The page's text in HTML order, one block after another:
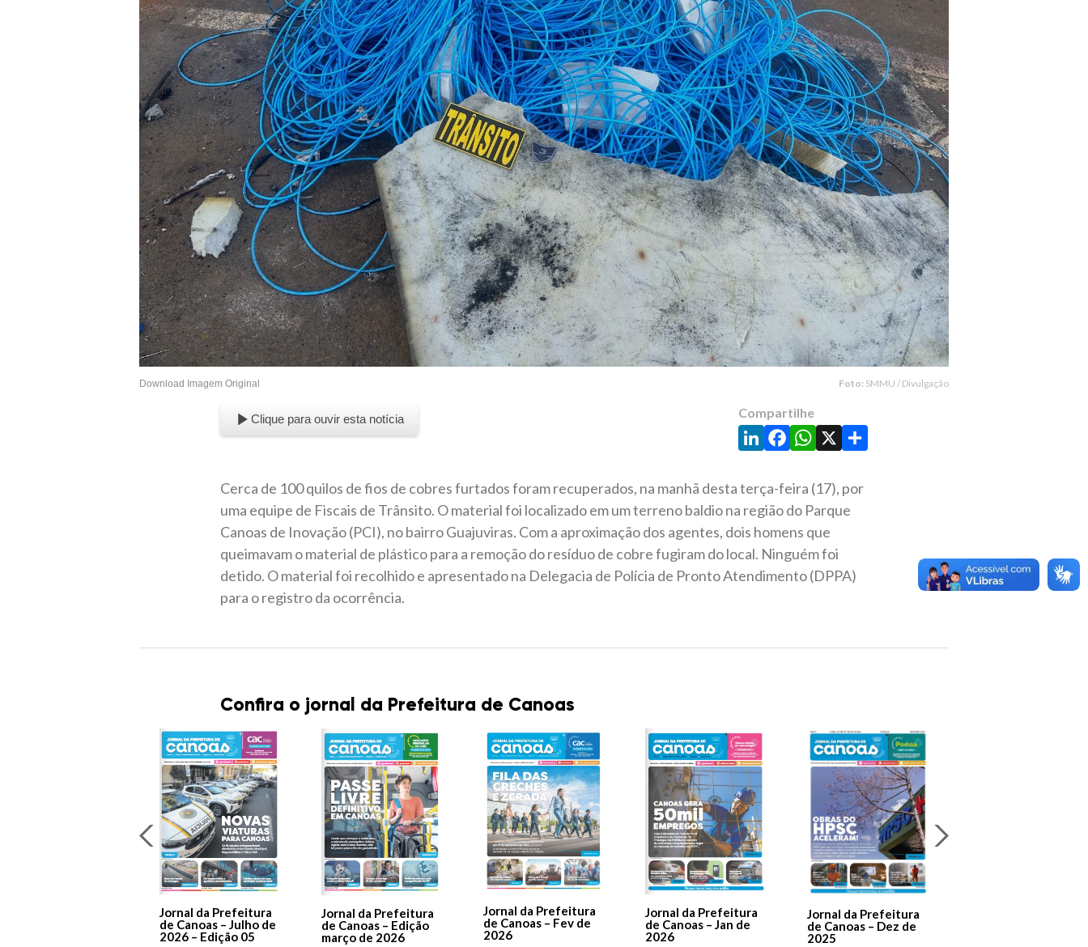
Download Imagem Original Foto: SMMU / Divulgação
Clique para ouvir esta notícia Compartilhe
LinkedIn
Facebook
WhatsApp
X Share
Cerca de 100 quilos de fios de cobres furtados foram recuperados, na manhã desta terça-feira (17), por
uma equipe de Fiscais de Trânsito. O material foi localizado em um terreno baldio na região do Parque
Canoas de Inovação (PCI), no bairro Guajuviras. Com a aproximação dos agentes, dois homens que
queimavam o material de plástico para a remoção do resíduo de cobre fugiram do local. Ninguém foi
detido. O material foi recolhido e apresentado na Delegacia de Polícia de Pronto Atendimento (DPPA)
para o registro da ocorrência.
Confira o jornal da Prefeitura de Canoas
Jornal da Prefeitura
de Canoas – Julho de
2026 – Edição 05
Jornal da Prefeitura
de Canoas – Edição
março de 2026
Jornal da Prefeitura
de Canoas – Fev de
2026
Jornal da Prefeitura
de Canoas – Jan de
2026
Jornal da Prefeitura
de Canoas – Dez de
2025